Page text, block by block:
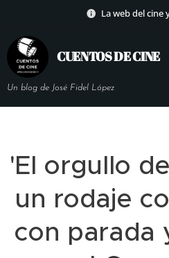
La web del cine
CUENTOS DECINE
Un blog de José Fidel López
'El orgullo
un rodaje
con parada